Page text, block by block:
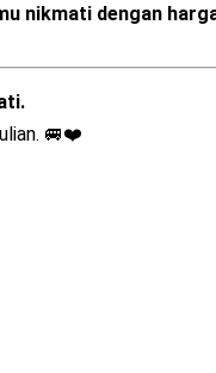
nikmati dengan
🚐❤️